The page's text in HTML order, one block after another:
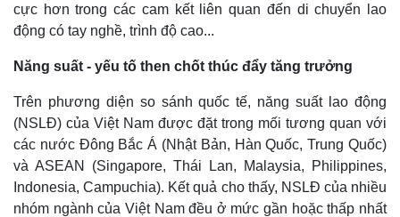
cực hơn trong các cam kết liên quan đến di chuyển lao
động có tay nghề, trình độ cao...
Năng suất - yếu tố then chốt thúc đẩy tăng trưởng
Trên phương diện so sánh quốc tế, năng suất lao động
(NSLĐ) của Việt Nam được đặt trong mối tương quan với
các nước Đông Bắc Á (Nhật Bản, Hàn Quốc, Trung Quốc)
và ASEAN (Singapore, Thái Lan, Malaysia, Philippines,
Indonesia, Campuchia). Kết quả cho thấy, NSLĐ của nhiều
nhóm ngành của Việt Nam đều ở mức gần hoặc thấp nhất